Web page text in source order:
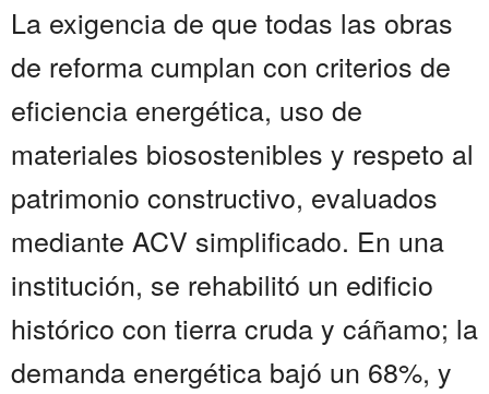
La exigencia de que todas las obras
de reforma cumplan con criterios de
eficiencia energética, uso de
materiales biosostenibles y respeto al
patrimonio constructivo, evaluados
mediante ACV simplificado. En una
institución, se rehabilitó un edificio
histórico con tierra cruda y cáñamo; la
demanda energética bajó un 68%, y